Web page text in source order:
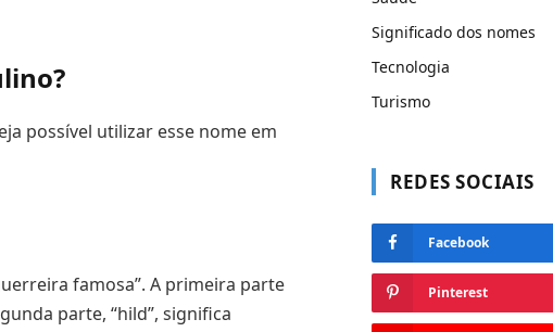
possível utilizar esse nome em
famosa”. A primeira parte
parte, “hild”, significa
Significado dos nomes
Tecnologia
Turismo
REDES SOCIAIS
Facebook
Pinterest